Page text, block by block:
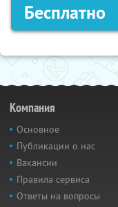
Бесплатно
Компания
Основное
Публикации о нас
Вакансии
Правила сервиса
Ответы на вопросы